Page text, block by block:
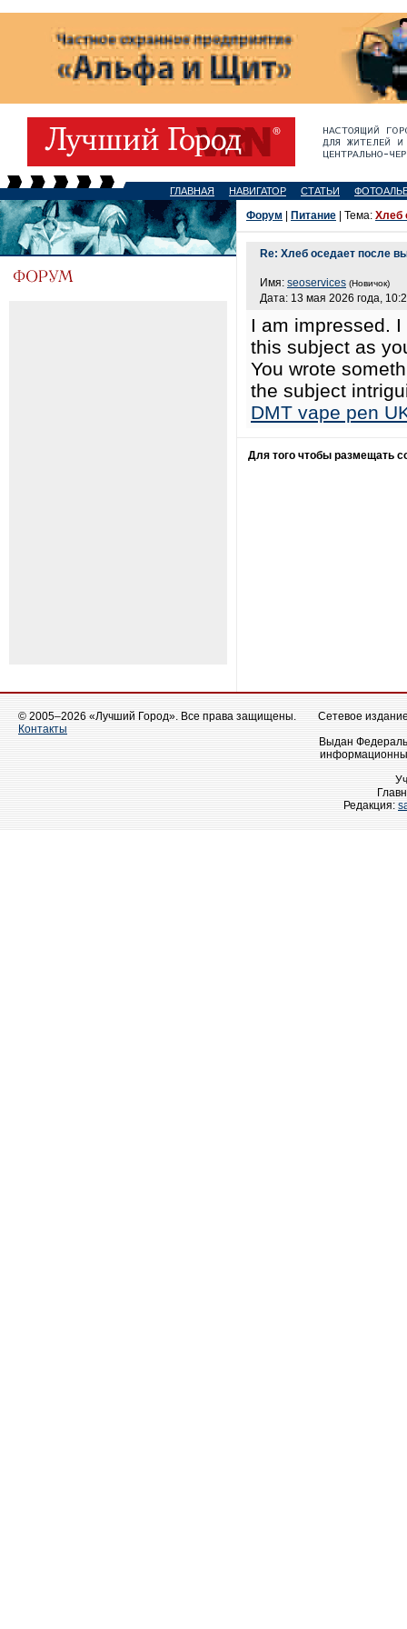
ГЛАВНАЯ НАВИГАТОР СТАТЬИ
Форум Питание | Тема: Хлеб
Re: Хлеб оседает после
Имя: seoservices (Новичок)
Дата: 13 мая 2026 года,
I am impressed.
this subject as
You wrote
the subject
DMT vape pen
Для того чтобы размещать
© 2005–2026 «Лучший Город». Все права защищены.
Контакты
Сетевое
Выдан
Редакция: